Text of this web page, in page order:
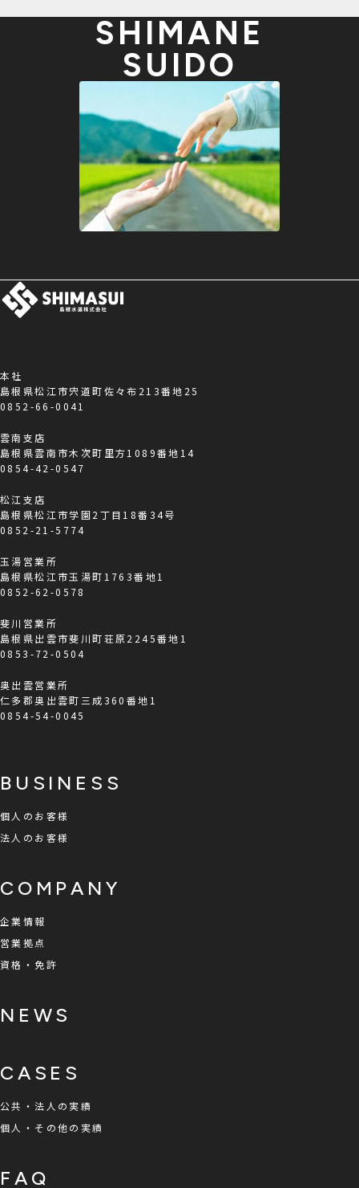
SHIMANE
SUIDO
本社
島根県松江市宍道町佐々布213番地25
0852-66-0041
雲南支店
島根県雲南市木次町里方1089番地14
0854-42-0547
松江支店
島根県松江市学園2丁目18番34号
0852-21-5774
玉湯営業所
島根県松江市玉湯町1763番地1
0852-62-0578
斐川営業所
島根県出雲市斐川町荘原2245番地1
0853-72-0504
奥出雲営業所
仁多郡奥出雲町三成360番地1
0854-54-0045
BUSINESS
個人のお客様
法人のお客様
COMPANY
企業情報
営業拠点
資格・免許
NEWS
CASES
公共・法人の実績
個人・その他の実績
FAQ